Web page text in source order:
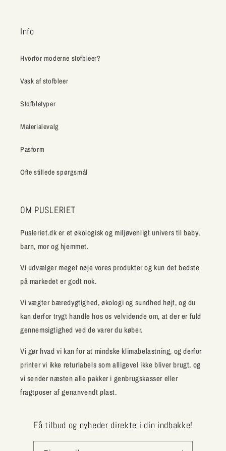
Info
Hvorfor moderne stofbleer?
Vask af stofbleer
Stofbletyper
Materialevalg
Pasform
Ofte stillede spørgsmål
OM PUSLERIET
Pusleriet.dk er et økologisk og miljøvenligt univers til baby,
barn, mor og hjemmet.
Vi udvælger meget nøje vores produkter og kun det bedste
på markedet er godt nok.
Vi vægter bæredygtighed, økologi og sundhed højt, og du
kan derfor trygt handle hos os velvidende om, at der er fuld
gennemsigtighed ved de varer du køber.
Vi gør hvad vi kan for at mindske klimabelastning, og derfor
printer vi ikke returlabels som alligevel ikke bliver brugt, og
vi sender næsten alle pakker i genbrugskasser eller
fragtposer af genanvendt plast.
Få tilbud og nyheder direkte i din indbakke!